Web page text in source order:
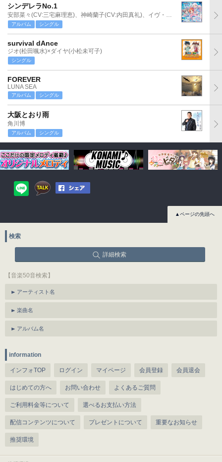
シンデレラNo.1
安部菜々(CV:三宅麻理恵)、神崎蘭子(CV:内田真礼)、イヴ・サンタクロース(CV:松永あかね)
アルバム シングル
survival dAnce
ジオ(松田颯水)×ダイヤ(小松未可子)
シングル
FOREVER
LUNA SEA
アルバム シングル
大阪とおり雨
角川博
アルバム シングル
▲ページの先頭へ
検索
詳細検索
【音楽50音検索】
アーティスト名
楽曲名
アルバム名
information
インフォTOP ログイン マイページ 会員登録 会員退会
はじめての方へ お問い合わせ よくあるご質問
ご利用料金等について 選べるお支払い方法
配信コンテンツについて プレゼントについて 重要なお知らせ
推奨環境